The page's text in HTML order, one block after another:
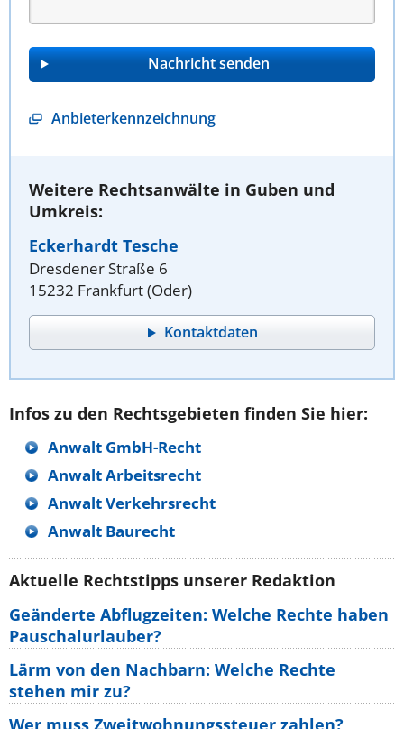
Anbieterkennzeichnung
Weitere Rechtsanwälte in Guben und
Umkreis:
Eckerhardt Tesche
Dresdener Straße 6
15232 Frankfurt (Oder)
Kontaktdaten
Infos zu den Rechtsgebieten finden Sie hier:
Anwalt GmbH-Recht
Anwalt Arbeitsrecht
Anwalt Verkehrsrecht
Anwalt Baurecht
Aktuelle Rechtstipps unserer Redaktion
Geänderte Abflugzeiten: Welche Rechte haben
Pauschalurlauber?
Lärm von den Nachbarn: Welche Rechte
stehen mir zu?
Wer muss Zweitwohnungssteuer zahlen?